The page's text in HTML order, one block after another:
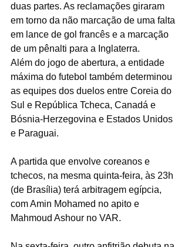
duas partes. As reclamações giraram
em torno da não marcação de uma falta
em lance de gol francês e a marcação
de um pênalti para a Inglaterra.
Além do jogo de abertura, a entidade
máxima do futebol também determinou
as equipes dos duelos entre Coreia do
Sul e República Tcheca, Canadá e
Bósnia-Herzegovina e Estados Unidos
e Paraguai.
A partida que envolve coreanos e
tchecos, na mesma quinta-feira, às 23h
(de Brasília) terá arbitragem egípcia,
com Amin Mohamed no apito e
Mahmoud Ashour no VAR.